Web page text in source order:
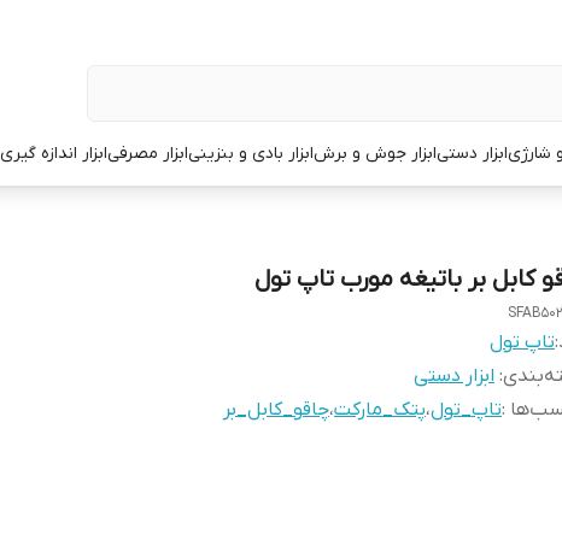
و شارژیابزار دستیابزار جوش و برشابزار بادی و بنزینیابزار مصرفیابزار اندازه گیری
کابل بر باتیغه مورب تاپ تول
تاپ تول
: ابزار دستی
:تاپ_تول،پتک_مارکت،چاقو_کابل_بر